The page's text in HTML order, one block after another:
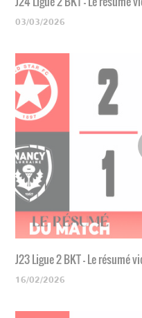
03/03/2026
J23 Ligue 2 BKT - Le résumé
16/02/2026